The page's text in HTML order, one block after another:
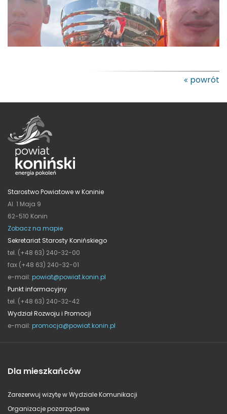
powrót
Starostwo Powiatowe w Koninie
Al. 1 Maja 9
62-510 Konin
Zobacz na mapie
Sekretariat Starosty Konińskiego
tel. (+48 63) 240-32-00
fax (+48 63) 240-32-01
e-mail: powiat@powiat.konin.pl
Punkt informacyjny
tel. (+48 63) 240-32-42
Wydział Rozwoju i Promocji
e-mail: promocja@powiat.konin.pl
Dla mieszkańców
Zarezerwuj wizytę w Wydziale Komunikacji
Organizacje pozarządowe